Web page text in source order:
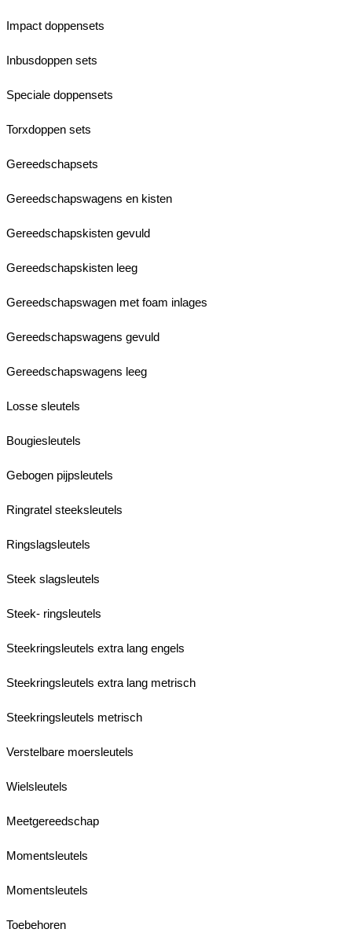
Impact doppensets
Inbusdoppen sets
Speciale doppensets
Torxdoppen sets
Gereedschapsets
Gereedschapswagens en kisten
Gereedschapskisten gevuld
Gereedschapskisten leeg
Gereedschapswagen met foam inlages
Gereedschapswagens gevuld
Gereedschapswagens leeg
Losse sleutels
Bougiesleutels
Gebogen pijpsleutels
Ringratel steeksleutels
Ringslagsleutels
Steek slagsleutels
Steek- ringsleutels
Steekringsleutels extra lang engels
Steekringsleutels extra lang metrisch
Steekringsleutels metrisch
Verstelbare moersleutels
Wielsleutels
Meetgereedschap
Momentsleutels
Momentsleutels
Toebehoren